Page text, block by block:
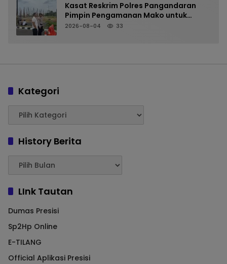
Kasat Reskrim Polres Pangandaran
Pimpin Pengamanan Mako untuk
Perkuat Kesiapsiagaan Personel
2026-08-04 33
Kategori
History Berita
LInk Tautan
Dumas Presisi
Sp2Hp Online
E-TILANG
Official Aplikasi Presisi